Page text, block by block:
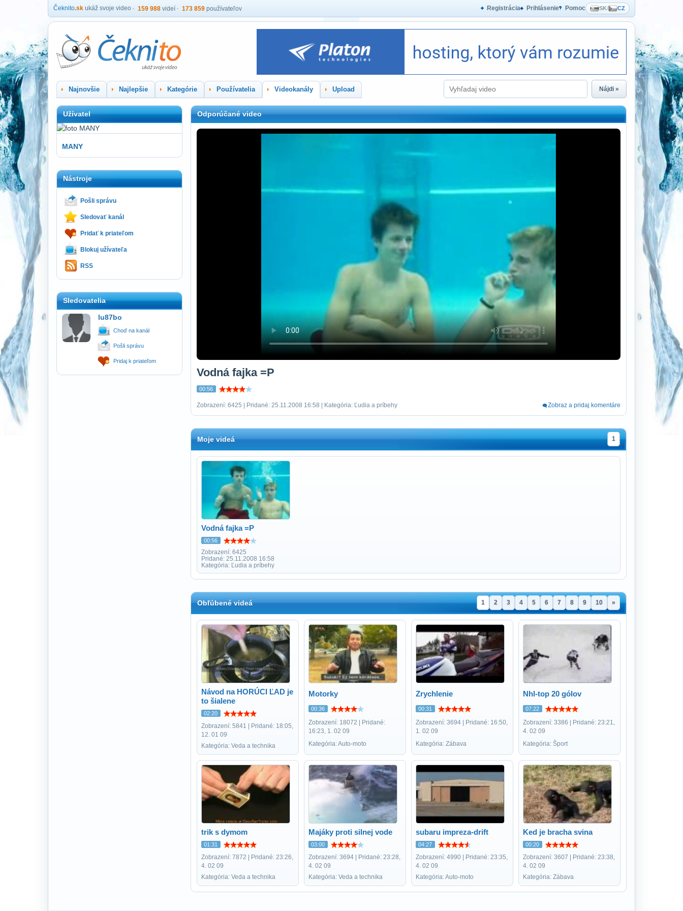
Čeknito.sk ukáž svoje video 159 988 videí 173 859 používateľov Registrácia Prihlásenie Pomoc SK/ CZ
Najnovšie Najlepšie Kategórie Používatelia Videokanály Upload Nájdi »
Užívatel
MANY
Nástroje
Pošli správu
Sledovať kanál
Pridať k priateľom
Blokuj užívateľa
RSS
Sledovatelia
lu87bo
Choď na kanál
Pošli správu
Pridaj k priateľom
Odporúčané video
Vodná fajka =P
00:56
Zobrazení: 6425 | Pridané: 25.11.2008 16:58 | Kategória: Ľudia a príbehy Zobraz a pridaj komentáre
Moje videá 1
Vodná fajka =P
00:56
Zobrazení: 6425
Pridané: 25.11.2008 16:58
Kategória: Ľudia a príbehy
Obľúbené videá 1 2 3 4 5 6 7 8 9 10 »
Návod na HORÚCI ĽAD je
to šialene
02:20
Zobrazení: 5841 | Pridané: 18:05,
12. 01 09
Kategória: Veda a technika
Motorky
00:36
Zobrazení: 18072 | Pridané:
16:23, 1. 02 09
Kategória: Auto-moto
Zrychlenie
00:31
Zobrazení: 3694 | Pridané: 16:50,
1. 02 09
Kategória: Zábava
Nhl-top 20 gólov
07:22
Zobrazení: 3386 | Pridané: 23:21,
4. 02 09
Kategória: Šport
trik s dymom
01:31
Zobrazení: 7872 | Pridané: 23:26,
4. 02 09
Kategória: Veda a technika
Majáky proti silnej vode
03:00
Zobrazení: 3694 | Pridané: 23:28,
4. 02 09
Kategória: Veda a technika
subaru impreza-drift
04:27
Zobrazení: 4990 | Pridané: 23:35,
4. 02 09
Kategória: Auto-moto
Ked je bracha svina
00:20
Zobrazení: 3607 | Pridané: 23:38,
4. 02 09
Kategória: Zábava